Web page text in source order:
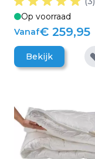
Op voorraad
Vanaf€ 259,95
Bekijk